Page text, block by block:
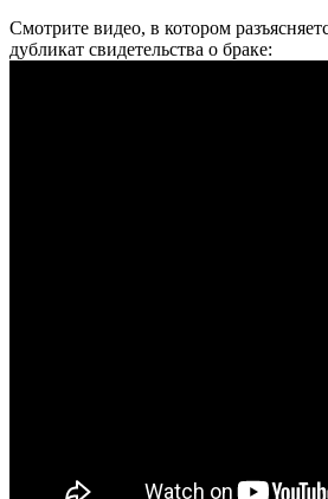
Смотрите видео, в котором
дубликат свидетельства о браке: